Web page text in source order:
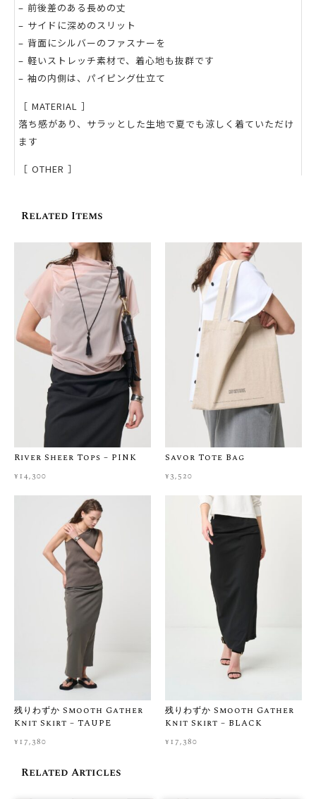
– 前後差のある長めの丈
– サイドに深めのスリット
– 背面にシルバーのファスナーを
– 軽いストレッチ素材で、着心地も抜群です
– 袖の内側は、パイピング仕立て
［ MATERIAL ］
落ち感があり、サラッとした生地で夏でも涼しく着ていただけ
ます
［ OTHER ］
– 伸縮性：あり
［ 送料・お届けについて ］
ネコポスでのお届け 全国一律：¥280
※本商品は1枚までネコポスでお届け可能です。
※2枚目以降は通常便（本州・四国・九州：¥500 / 北海道・沖
縄：¥800）となります。
※ ¥30,000以上のご購入で送料無料 ご注文から1〜2営業日以内
に発送いたします（土日祝・イベント期間を除く）
［ サイズ・生地感に悩まれたら ］
ネットでのお買い物は「サイズが合うか不安」「実際の生地感
を知りたい」ということも多いかと思います。
お客様に心から納得してお買い物をお楽しみいただけるよう、
ご購入前のサイズ選びや生地感のご相談を大切にしています。
少しでも迷われましたら、ご購入前に画面右下の公式LINEもし
用感などを丁寧にご案内いたします。
※当店では一点一点大切にお届けしているため、お届け後のお
客様都合による返品・交換はご遠慮いただいております。ぜひ
事前のチャット相談をご活用いただき、安心してお買い物をお
楽しみくださいませ。
▼ よくあるご質問はこちら
【商品番号】 SD23-SGP-GREEN
【素材】 表地：ポリエステル 96% ポリウレタン4%
【生産国】 韓国
【SIZE】 FREE
【採寸情報(cm)】
※手作業による平置きでの採寸の為、多少の誤差が出る場合が
Related Items
River Sheer Tops – PINK
¥14,300
Savor Tote Bag
¥3,520
残りわずか Smooth Gather
Knit Skirt – TAUPE
¥17,380
残りわずか Smooth Gather
Knit Skirt – BLACK
¥17,380
Related Articles